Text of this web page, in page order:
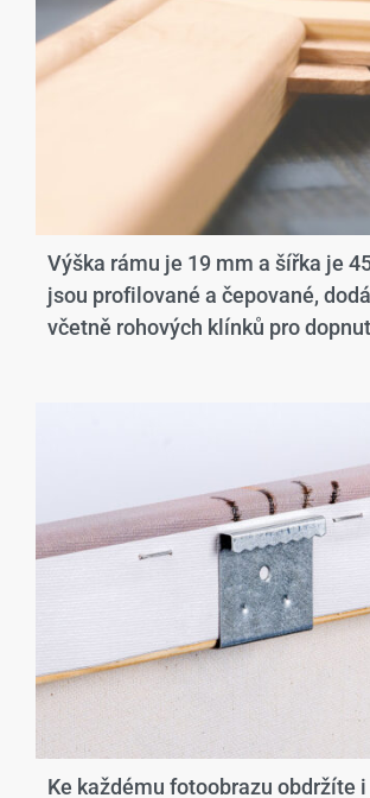
Výška rámu je 19 mm a šířka je
jsou profilované a čepované,
včetně rohových klínků pro
Ke každému fotoobrazu obdržíte